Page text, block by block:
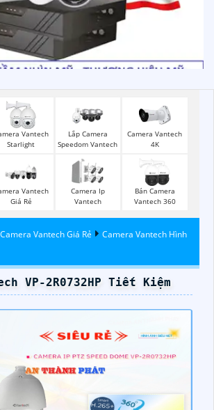
Vantech
Starlight
Lắp Camera
Speedom Vantech
Camera Vantech
4K
Vantech
Giá Rẻ
Camera Ip
Vantech
Bán Camera
Vantech 360
Camera Vantech Giá Rẻ
Camera Vantech Hình
VP-2R0732HP Tiết Kiệm